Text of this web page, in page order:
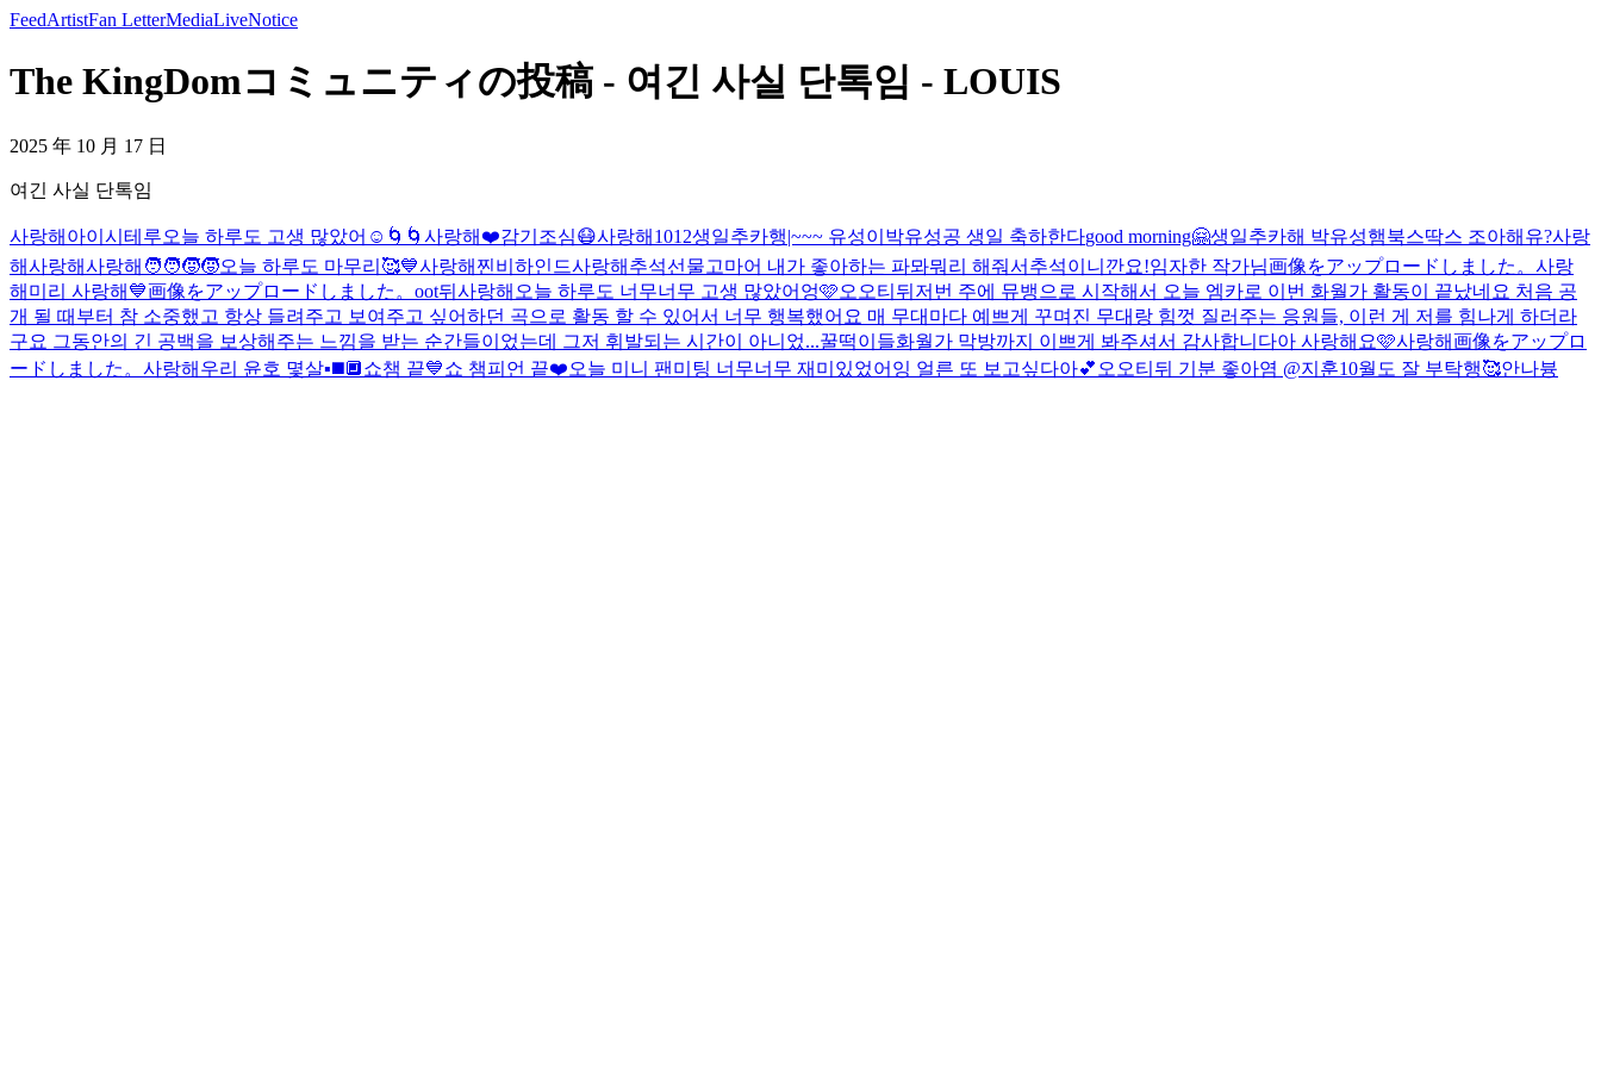
FeedArtistFan LetterMediaLiveNotice
The KingDomコミュニティの投稿 - 여긴 사실 단톡임 - LOUIS
2025 年 10 月 17 日
여긴 사실 단톡임
사랑해 아이시테루오늘 하루도 고생 많았어☺️ 🌀🌀 사랑해 ❤️감기조심😷사랑해 1012생일추카행|~~~ 유성이 박유성공 생일 축하한다good morning🤗생일추카해 박유성햄북스딱스 조아해유?사랑
해사랑해사랑해 🧑‍🧑‍🧒‍🧒오늘 하루도 마무리🥰💙사랑해 찐비하인드사랑해 추석선물고마어 내가 좋아하는 파뫄뭐리 해줘서 추석이니깐요!임자한 작가님画像をアップロードしました。 사랑
해 미리 사랑해 💙画像をアップロードしました。 oot뒤 사랑해 오늘 하루도 너무너무 고생 많았어엉🩷오오티뒤 저번 주에 뮤뱅으로 시작해서 오늘 엠카로 이번 화월가 활동이 끝났네요 처음 공
개 될 때부터 참 소중했고 항상 들려주고 보여주고 싶어하던 곡으로 활동 할 수 있어서 너무 행복했어요 매 무대마다 예쁘게 꾸며진 무대랑 힘껏 질러주는 응원들, 이런 게 저를 힘나게 하더라
구요 그동안의 긴 공백을 보상해주는 느낌을 받는 순간들이었는데 그저 휘발되는 시간이 아니었...꿀떡이들화월가 막방까지 이쁘게 봐주셔서 감사합니다아 사랑해요🩷사랑해画像をアップロ
ードしました。 사랑해 우리 윤호 몇살▪️◼️🔲쇼챔 끝💙쇼 챔피언 끝❤️오늘 미니 팬미팅 너무너무 재미있었어잉 얼른 또 보고싶다아💕 오오티뒤 기분 좋아염 @지훈10월도 잘 부탁행🥰안나븅